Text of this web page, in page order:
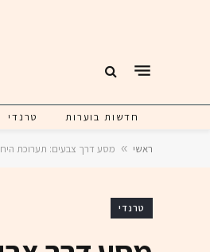
חדשות בוערות טרנדי
ראשי » מסע דרך צבעים: תערוכת
טרנדי